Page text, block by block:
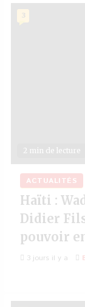
2 min de lecture
3
ACTUALITÉS
Haïti :
Didier
pouvoir
3 jours il y a